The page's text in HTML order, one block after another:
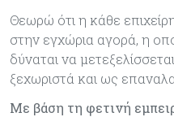
Θεωρώ ότι η κάθε
στην εγχώρια αγορά, η
δύναται να
ξεχωριστά και ως
Με βάση τη φετινή